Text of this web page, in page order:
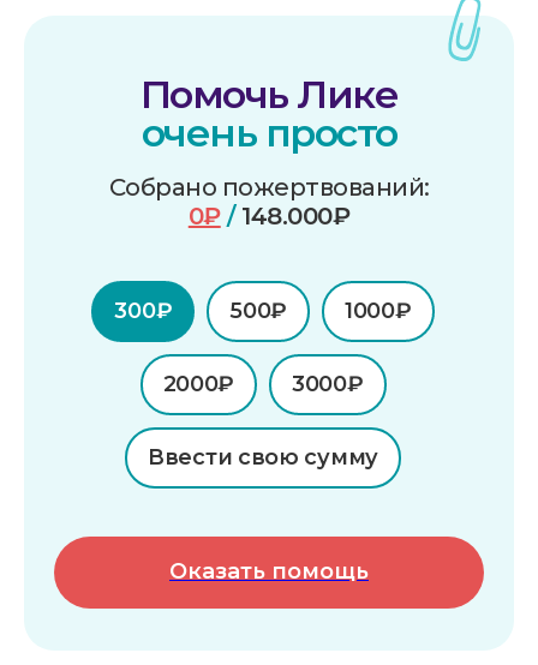
Помочь Лике
очень просто
Собрано пожертвований:
0₽/148.000₽
300₽ 500₽ 1000₽
2000₽ 3000₽
Ввести свою сумму
Оказать помощь
Контакты
+7 (351) 214-42-22
E-mail
kiya.deti@mail.ru